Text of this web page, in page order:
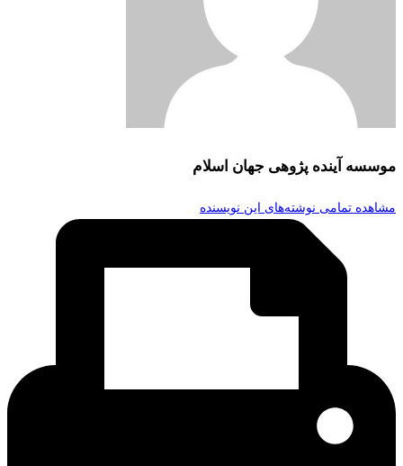
موسسه آینده پژوهی جهان اسلام
مشاهده تمامی نوشته‌های این نویسنده